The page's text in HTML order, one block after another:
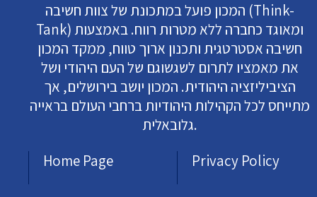
המכון פועל במתכונת של צוות חשיבה (Think-
Tank) ומאוגד כחברה ללא מטרות רווח. באמצעות
חשיבה אסטרטגית ותכנון ארוך טווח, ממקד המכון
את מאמציו לתרום לשגשוגם של העם היהודי ושל
הציביליזציה היהודית. המכון יושב בירושלים, אך
מתייחס לכל הקהילות היהודיות ברחבי העולם בראייה
גלובאלית.
Home Page
Privacy Policy